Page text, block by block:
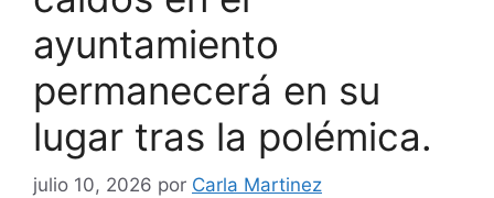
ayuntamiento
permanecerá en su
lugar tras la polémica.
julio 10, 2026 por Carla Martinez